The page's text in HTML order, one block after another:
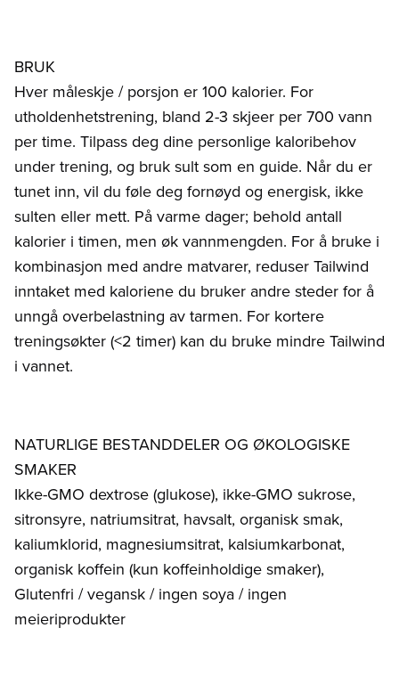
BRUK
Hver måleskje / porsjon er 100 kalorier. For
utholdenhetstrening, bland 2-3 skjeer per 700 vann
per time. Tilpass deg dine personlige kaloribehov
under trening, og bruk sult som en guide. Når du er
tunet inn, vil du føle deg fornøyd og energisk, ikke
sulten eller mett. På varme dager; behold antall
kalorier i timen, men øk vannmengden. For å bruke i
kombinasjon med andre matvarer, reduser Tailwind
inntaket med kaloriene du bruker andre steder for å
unngå overbelastning av tarmen. For kortere
treningsøkter (<2 timer) kan du bruke mindre Tailwind
i vannet.
NATURLIGE BESTANDDELER OG ØKOLOGISKE
SMAKER
Ikke-GMO dextrose (glukose), ikke-GMO sukrose,
sitronsyre, natriumsitrat, havsalt, organisk smak,
kaliumklorid, magnesiumsitrat, kalsiumkarbonat,
organisk koffein (kun koffeinholdige smaker),
Glutenfri / vegansk / ingen soya / ingen
meieriprodukter